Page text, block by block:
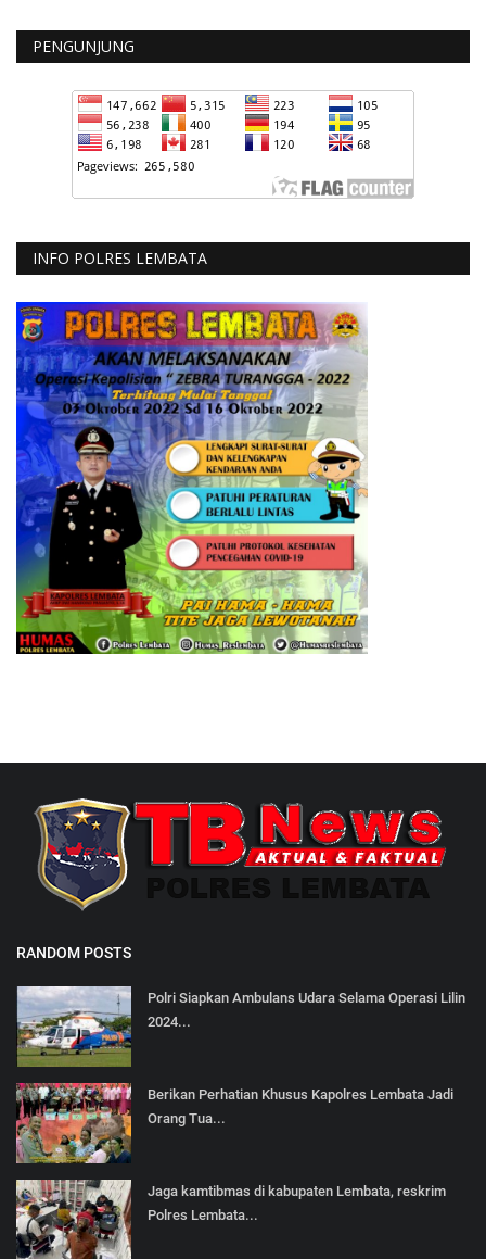
PENGUNJUNG
INFO POLRES LEMBATA
RANDOM POSTS
Polri Siapkan Ambulans Udara Selama Operasi Lilin
2024...
Berikan Perhatian Khusus Kapolres Lembata Jadi
Orang Tua...
Jaga kamtibmas di kabupaten Lembata, reskrim
Polres Lembata...